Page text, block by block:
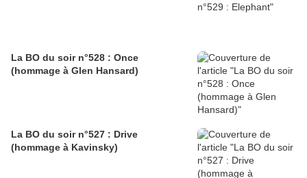
La BO du soir n°528 : Once
(hommage à Glen Hansard)
La BO du soir n°527 : Drive
(hommage à Kavinsky)